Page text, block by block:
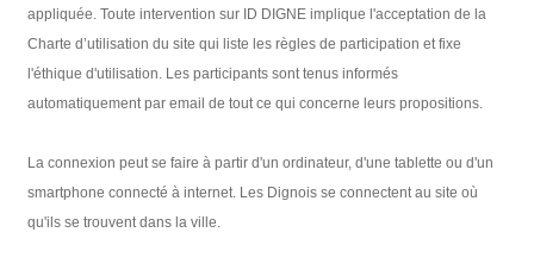
appliquée. Toute intervention sur ID DIGNE implique l'acceptation de la
Charte d’utilisation du site qui liste les règles de participation et fixe
l'éthique d'utilisation. Les participants sont tenus informés
automatiquement par email de tout ce qui concerne leurs propositions.
La connexion peut se faire à partir d'un ordinateur, d'une tablette ou d'un
smartphone connecté à internet. Les Dignois se connectent au site où
qu'ils se trouvent dans la ville.